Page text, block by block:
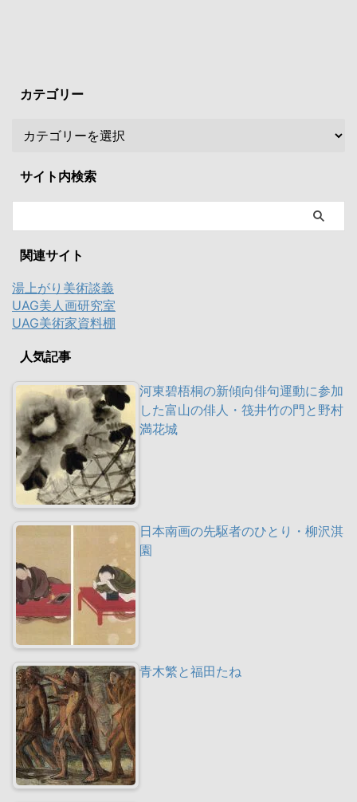
カテゴリー
サイト内検索
関連サイト
湯上がり美術談義
UAG美人画研究室
UAG美術家資料棚
人気記事
河東碧梧桐の新傾向俳句運動に参加
した富山の俳人・筏井竹の門と野村
満花城
日本南画の先駆者のひとり・柳沢淇
園
青木繁と福田たね